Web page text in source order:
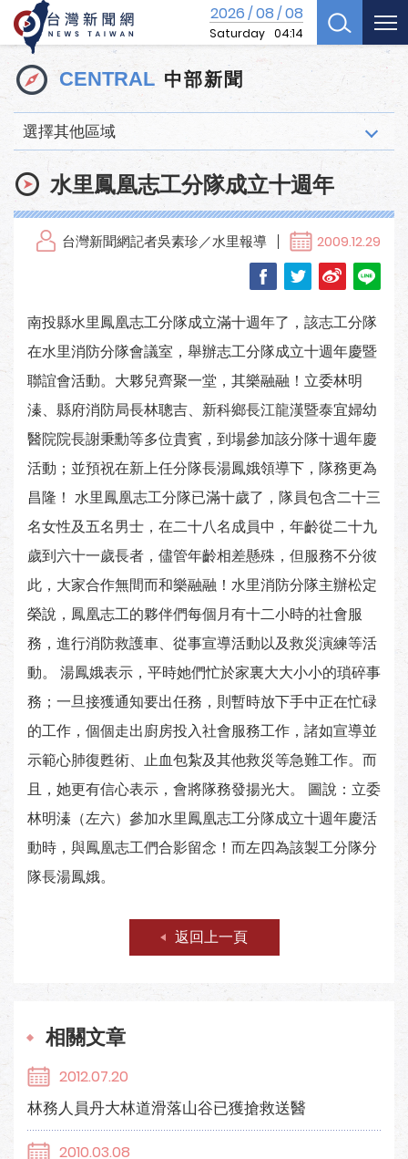
2026/08/08
Saturday 04:14
CENTRAL 中部新聞
選擇其他區域
水里鳳凰志工分隊成立十週年
台灣新聞網記者吳素珍／水里報導 2009.12.29
南投縣水里鳳凰志工分隊成立滿十週年了，該志工分隊
在水里消防分隊會議室，舉辦志工分隊成立十週年慶暨
聯誼會活動。大夥兒齊聚一堂，其樂融融！立委林明
溱、縣府消防局長林聰吉、新科鄉長江龍漢暨泰宜婦幼
醫院院長謝秉勳等多位貴賓，到場參加該分隊十週年慶
活動；並預祝在新上任分隊長湯鳳娥領導下，隊務更為
昌隆！ 水里鳳凰志工分隊已滿十歲了，隊員包含二十三
名女性及五名男士，在二十八名成員中，年齡從二十九
歲到六十一歲長者，儘管年齡相差懸殊，但服務不分彼
此，大家合作無間而和樂融融！水里消防分隊主辦松定
榮說，鳳凰志工的夥伴們每個月有十二小時的社會服
務，進行消防救護車、從事宣導活動以及救災演練等活
動。 湯鳳娥表示，平時她們忙於家裏大大小小的瑣碎事
務；一旦接獲通知要出任務，則暫時放下手中正在忙碌
的工作，個個走出廚房投入社會服務工作，諸如宣導並
示範心肺復甦術、止血包紮及其他救災等急難工作。而
且，她更有信心表示，會將隊務發揚光大。 圖說：立委
林明溱（左六）參加水里鳳凰志工分隊成立十週年慶活
動時，與鳳凰志工們合影留念！而左四為該製工分隊分
隊長湯鳳娥。
返回上一頁
相關文章
2012.07.20
林務人員丹大林道滑落山谷已獲搶救送醫
2010.03.08